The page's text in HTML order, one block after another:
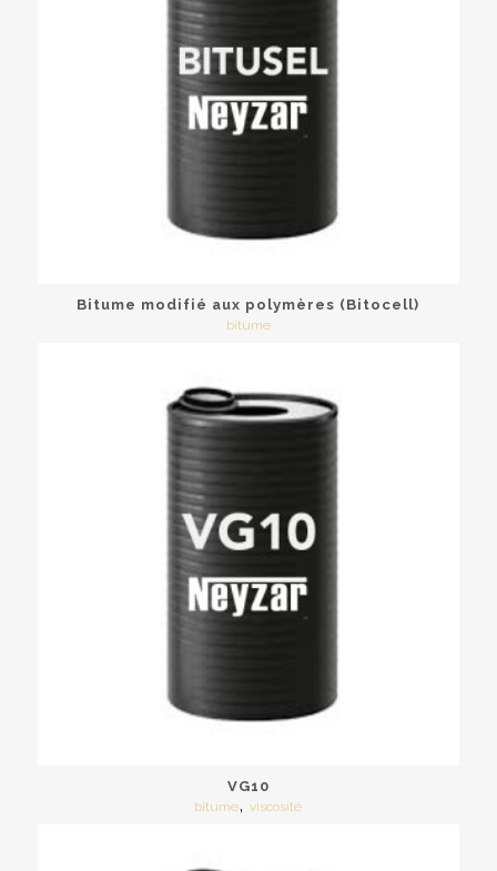
bitume
Bitume modifié aux polymères (Bitocell)
bitume,viscosité
VG10